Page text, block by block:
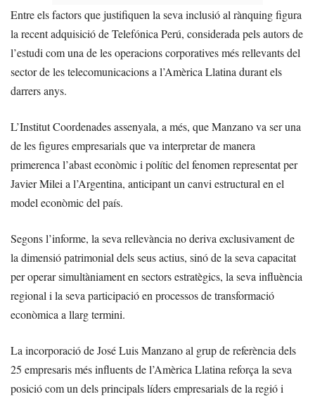
Entre els factors que justifiquen la seva inclusió al rànquing figura
la recent adquisició de Telefónica Perú, considerada pels autors de
l’estudi com una de les operacions corporatives més rellevants del
sector de les telecomunicacions a l’Amèrica Llatina durant els
darrers anys.
L’Institut Coordenades assenyala, a més, que Manzano va ser una
de les figures empresarials que va interpretar de manera
primerenca l’abast econòmic i polític del fenomen representat per
Javier Milei a l’Argentina, anticipant un canvi estructural en el
model econòmic del país.
Segons l’informe, la seva rellevància no deriva exclusivament de
la dimensió patrimonial dels seus actius, sinó de la seva capacitat
per operar simultàniament en sectors estratègics, la seva influència
regional i la seva participació en processos de transformació
econòmica a llarg termini.
La incorporació de José Luis Manzano al grup de referència dels
25 empresaris més influents de l’Amèrica Llatina reforça la seva
posició com un dels principals líders empresarials de la regió i